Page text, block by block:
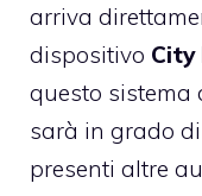
arriva
dispositivo City
questo sistema
sarà in grado
presenti altre